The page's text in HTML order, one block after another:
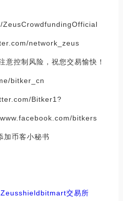
ZeusCrowdfundingOfficial
network_zeus
意控制风险，祝您交易愉快！
bitker_cn
Bitker1?
bitkers
加币客小秘书
Zeusshieldbitmart交易所